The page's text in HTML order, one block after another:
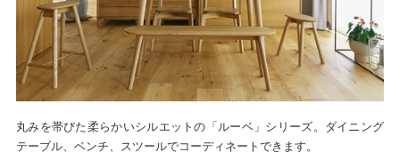
丸みを帯びた柔らかいシルエットの「ルーベ」シリーズ。ダイニング
テーブル、ベンチ、スツールでコーディネートできます。